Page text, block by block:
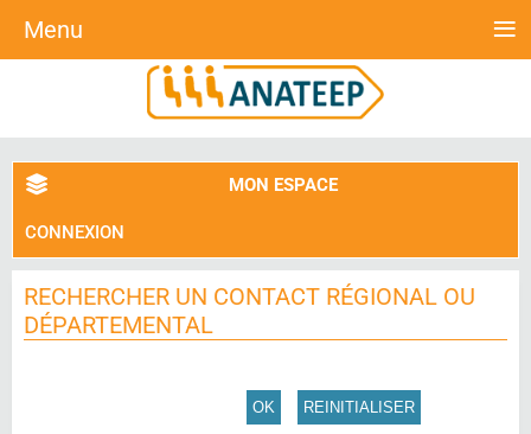
MON ESPACE
CONNEXION
RECHERCHER UN CONTACT RÉGIONAL OU
DÉPARTEMENTAL
OK REINITIALISER
Menu ≡